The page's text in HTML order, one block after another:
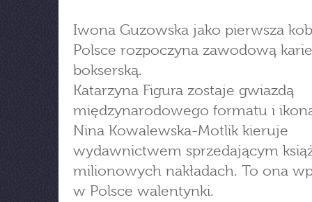
Iwona Guzowska jako pierwsza
Polsce rozpoczyna zawodową
bokserską.
Katarzyna Figura zostaje gwiazdą
międzynarodowego formatu i
Nina Kowalewska-Motlik kieruje
wydawnictwem sprzedającym
milionowych nakładach. To ona
w Polsce walentynki.